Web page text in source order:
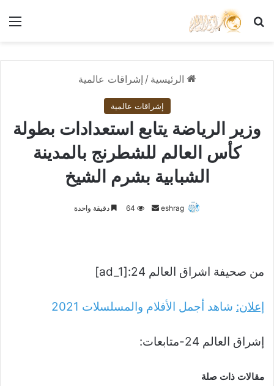
بحث عن
الرئيسية / إشراقات عالمية
إشراقات عالمية
وزير الرياضة يتابع استعدادات بطولة
كأس العالم للشطرنج بالمدينة
الشبابية بشرم الشيخ
eshrag
أرسل 64 دقيقة واحدة
من صحيفة اشراق العالم 24:[ad_1]
إعلان: شاهد أجمل الأفلام والمسلسلات 2021
إشراق العالم 24-متابعات:
مقالات ذات صلة